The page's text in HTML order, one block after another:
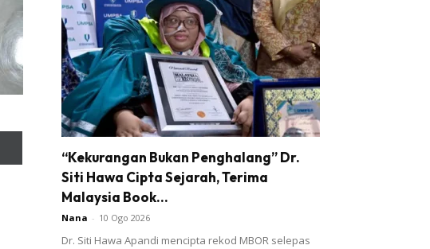
“Kekurangan Bukan Penghalang” Dr.
Siti Hawa Cipta Sejarah, Terima
Malaysia Book...
Nana - 10 Ogo 2026
Dr. Siti Hawa Apandi mencipta rekod MBOR selepas